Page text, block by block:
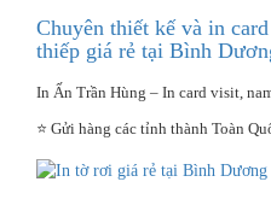
Chuyên thiết kế và in
thiếp giá rẻ tại Bình
In Ấn Trần Hùng – In card visit,
⭐ Gửi hàng các tỉnh thành Toàn